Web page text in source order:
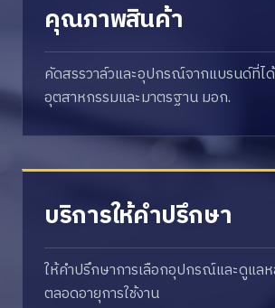
คุณภาพสินค้า
คัดสรรวาล์วและอุปกรณ์จากแบรนด์ที่ไ
อุตสาหกรรมและมาตรฐาน มอก.
บริการให้คำปรึกษา
ให้คำปรึกษาการเลือกอุปกรณ์และดูแลห
ตลอดอายุการใช้งาน